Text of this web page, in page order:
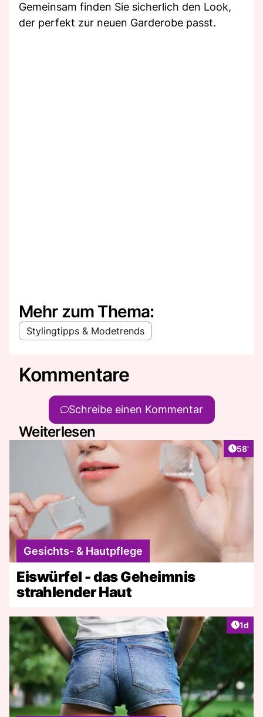
Gemeinsam finden Sie sicherlich den Look,
der perfekt zur neuen Garderobe passt.
Mehr zum Thema:
Stylingtipps & Modetrends
Kommentare
Schreibe einen Kommentar
Weiterlesen
58'
Gesichts- & Hautpflege
Eiswürfel - das Geheimnis
strahlender Haut
1d